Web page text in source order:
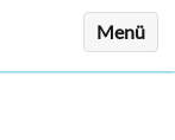
Menü